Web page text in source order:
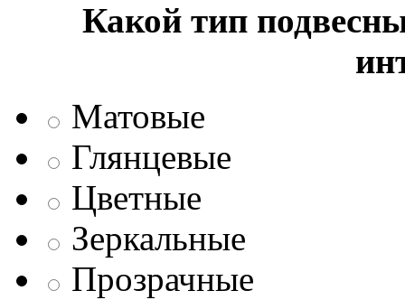
Какой тип
Матовые
Глянцевые
Цветные
Зеркальные
Прозрачные